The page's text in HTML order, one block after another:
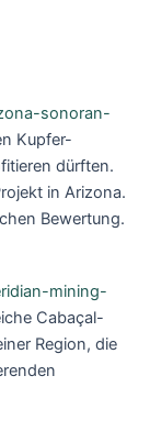
sonoran-
Kupfer-
dürften.
in Arizona.
Bewertung.
mining-
Cabaçal-
Region, die